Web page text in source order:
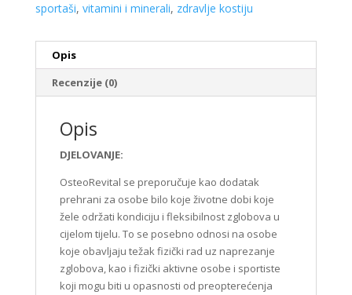
sportaši, vitamini i minerali, zdravlje kostiju
Opis
Recenzije (0)
Opis
DJELOVANJE:
OsteoRevital se preporučuje kao dodatak
prehrani za osobe bilo koje životne dobi koje
žele održati kondiciju i fleksibilnost zglobova u
cijelom tijelu. To se posebno odnosi na osobe
koje obavljaju težak fizički rad uz naprezanje
zglobova, kao i fizički aktivne osobe i sportiste
koji mogu biti u opasnosti od preopterećenja